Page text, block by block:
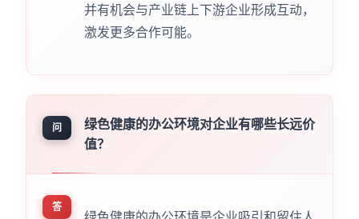
并有机会与产业链上下游企业形成互动，
激发更多合作可能。
问
绿色健康的办公环境对企业有哪些长远价
值？
答